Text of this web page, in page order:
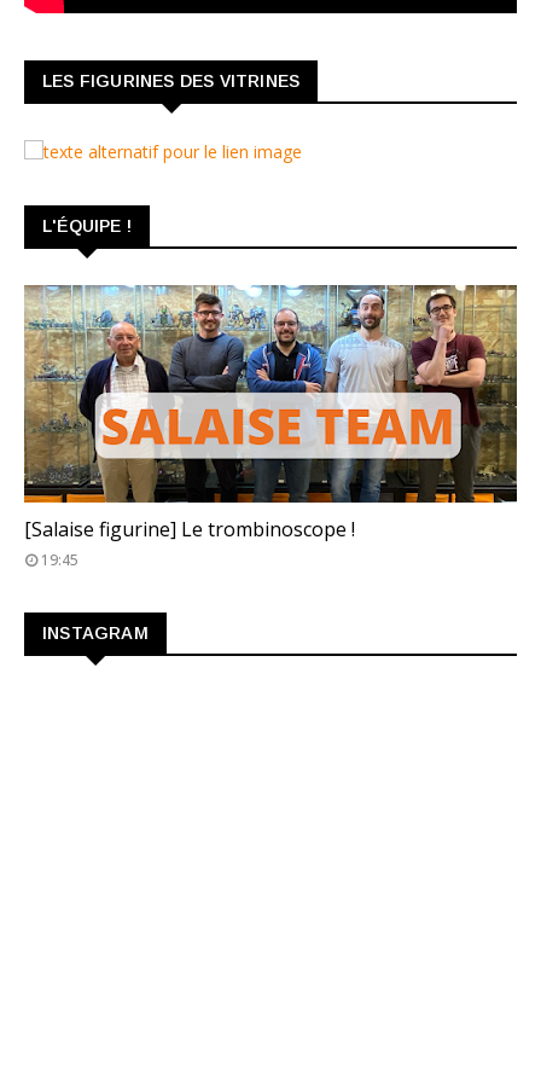
LES FIGURINES DES VITRINES
L'ÉQUIPE !
[Salaise figurine] Le trombinoscope !
19:45
INSTAGRAM